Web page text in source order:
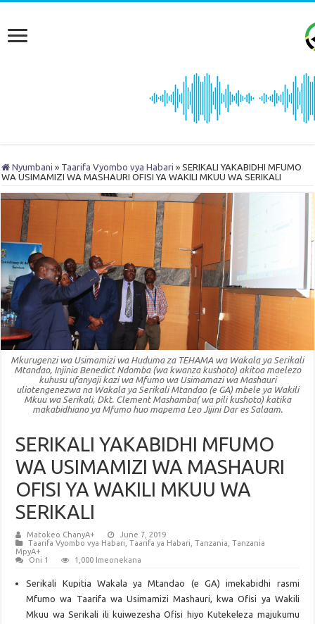
Nyumbani » Taarifa Vyombo vya Habari » SERIKALI YAKABIDHI MFUMO
WA USIMAMIZI WA MASHAURI OFISI YA WAKILI MKUU WA SERIKALI
Mkurugenzi wa Usimamizi wa Huduma za TEHAMA wa Wakala ya Serikali
Mtandao, Injinia Benedict Ndomba (wa kwanza kushoto) akitoa maelezo
kuhusu ufanyaji kazi wa Mfumo wa Usimamazi wa Mashauri
uliotengenezwa na Wakala ya Serikali Mtandao (e GA) mbele ya Wakili
Mkuu wa Serikali, Dkt. Clement Mashamba( wa pili kushoto) katika
makabidhiano ya Mfumo huo mapema Leo Jijini Dar es Salaam.
SERIKALI YAKABIDHI MFUMO
WA USIMAMIZI WA MASHAURI
OFISI YA WAKILI MKUU WA
SERIKALI
Matokeo ChanyA+
June 7, 2019
Taarifa Vyombo vya Habari ,Taarifa ya Habari ,Tanzania ,Tanzania
MpyA+
Oni 1
1,000 Imeonekana
Serikali Kupitia Wakala ya Mtandao (e GA) imekabidhi rasmi
Mfumo wa Taarifa wa Usimamizi Mashauri, kwa Ofisi ya Wakili
Mkuu wa Serikali ili kuiwezesha Ofisi hiyo Kutekeleza majukumu